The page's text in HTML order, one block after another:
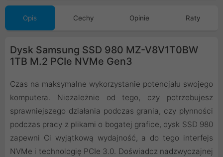
Opis Cechy Opinie Raty
Dysk Samsung SSD 980 MZ-V8V1T0BW
1TB M.2 PCIe NVMe Gen3
Czas na maksymalne wykorzystanie potencjału swojego
komputera. Niezależnie od tego, czy potrzebujesz
sprawniejszego działania podczas grania, czy płynności
podczas pracy z plikami o bogatej grafice, dysk SSD 980
zapewni Ci wyjątkową wydajność, a do tego interfejs
NVMe i technologię PCIe 3.0. Doświadcz nadzwyczajnej